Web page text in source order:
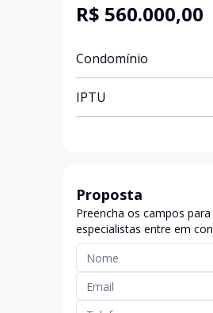
R$ 560.000,00
Condomínio
IPTU
Proposta
Preencha os campos
especialistas entre em